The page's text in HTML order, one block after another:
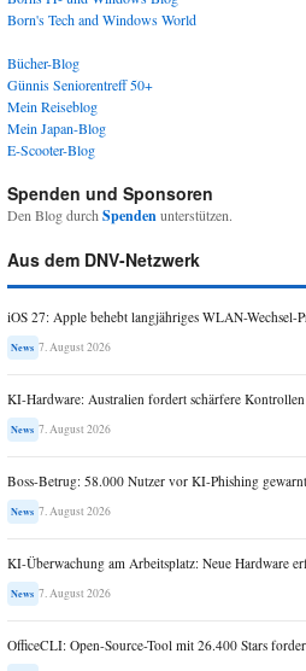
Born's Tech and Windows World
Bücher-Blog
Günnis Seniorentreff 50+
Mein Reiseblog
Mein Japan-Blog
E-Scooter-Blog
Spenden und Sponsoren
Den Blog durchSpendenunterstützen.
Aus dem DNV-Netzwerk
iOS 27: Apple behebt langjähriges WLAN-Wechsel-
News 7. August 2026
KI-Hardware: Australien fordert schärfere Kontrollen
News 7. August 2026
Boss-Betrug: 58.000 Nutzer vor KI-Phishing gewarnt
News 7. August 2026
KI-Überwachung am Arbeitsplatz: Neue Hardware
News 7. August 2026
OfficeCLI: Open-Source-Tool mit 26.400 Stars